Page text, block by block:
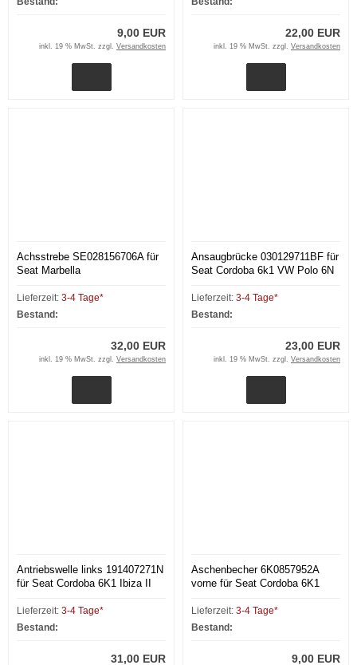
9,00 EUR
inkl. 19 % MwSt. zzgl. Versandkosten
22,00 EUR
inkl. 19 % MwSt. zzgl. Versandkosten
Achsstrebe SE028156706A für
Seat Marbella
Lieferzeit: 3-4 Tage*
Bestand:
32,00 EUR
inkl. 19 % MwSt. zzgl. Versandkosten
Ansaugbrücke 030129711BF für
Seat Cordoba 6k1 VW Polo 6N
Lieferzeit: 3-4 Tage*
Bestand:
23,00 EUR
inkl. 19 % MwSt. zzgl. Versandkosten
Antriebswelle links 191407271N
für Seat Cordoba 6K1 Ibiza II
Lieferzeit: 3-4 Tage*
Bestand:
31,00 EUR
Aschenbecher 6K0857952A
vorne für Seat Cordoba 6K1
Lieferzeit: 3-4 Tage*
Bestand:
9,00 EUR